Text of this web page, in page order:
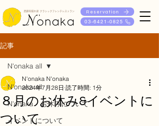
西麻布隠れ家 クラシックフレンチレストラン Reservation
03-6421-0825
記事
N'onaka all
N'onaka お休みについて
イベントについて
N'onaka all
８月のお休み&イベントに
ついて
N'onaka N'onaka
2024年7月28日 読了時間: 1分